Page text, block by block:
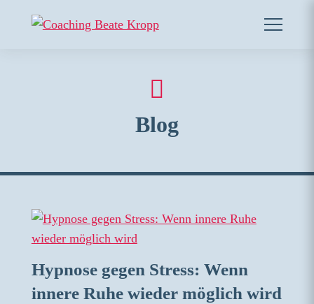
Blog
Hypnose gegen Stress: Wenn
innere Ruhe wieder möglich wird